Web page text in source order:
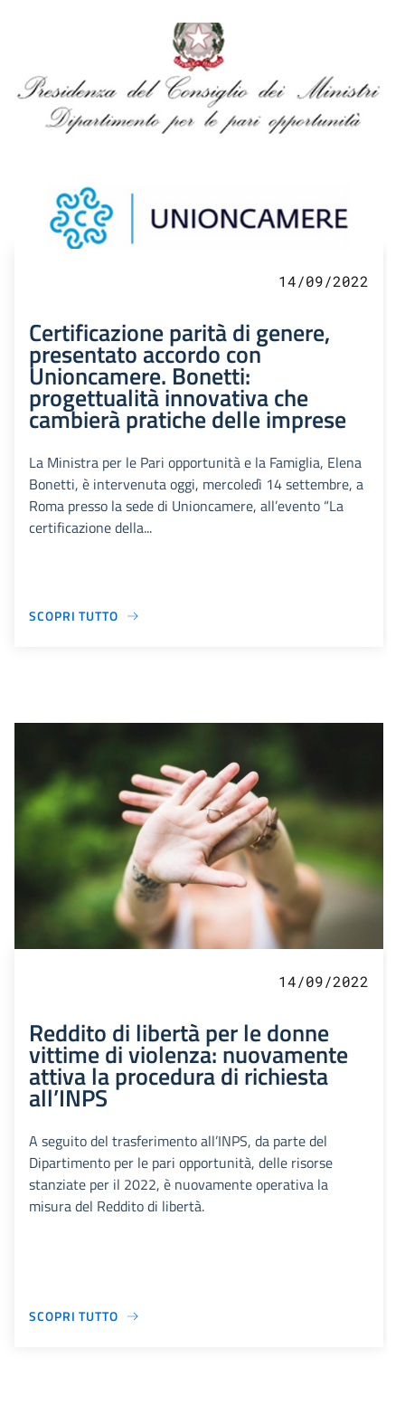
14/09/2022
Certificazione parità di genere,
presentato accordo con
Unioncamere. Bonetti:
progettualità innovativa che
cambierà pratiche delle imprese
La Ministra per le Pari opportunità e la Famiglia, Elena
Bonetti, è intervenuta oggi, mercoledì 14 settembre, a
Roma presso la sede di Unioncamere, all’evento “La
certificazione della...
SCOPRI TUTTO
14/09/2022
Reddito di libertà per le donne
vittime di violenza: nuovamente
attiva la procedura di richiesta
all’INPS
A seguito del trasferimento all’INPS, da parte del
Dipartimento per le pari opportunità, delle risorse
stanziate per il 2022, è nuovamente operativa la
misura del Reddito di libertà.
SCOPRI TUTTO